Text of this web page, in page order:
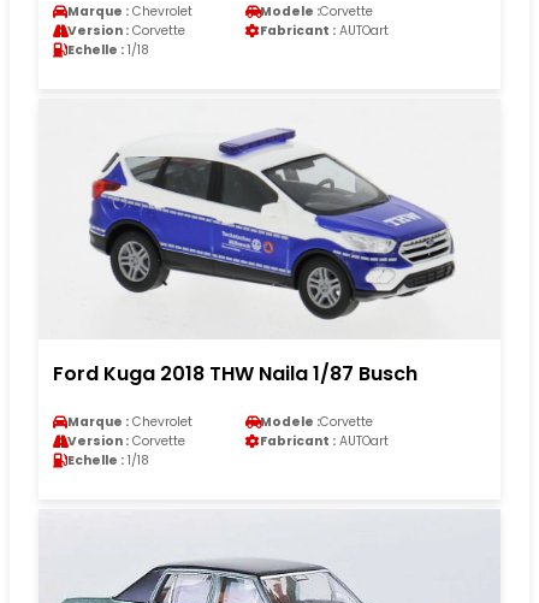
Marque : Chevrolet Modele :Corvette
Version : Corvette Fabricant : AUTOart
Echelle : 1/18
Ford Kuga 2018 THW Naila 1/87 Busch
Marque : Chevrolet Modele :Corvette
Version : Corvette Fabricant : AUTOart
Echelle : 1/18